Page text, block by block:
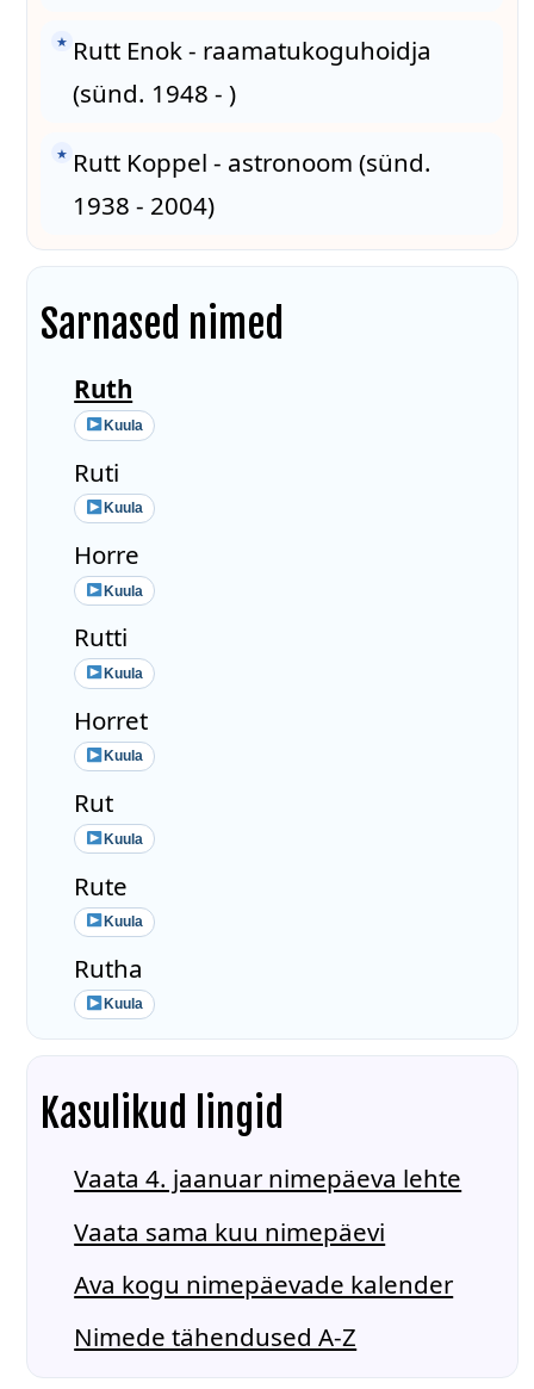
★ Rutt Enok - raamatukoguhoidja
(sünd. 1948 - )
★ Rutt Koppel - astronoom (sünd.
1938 - 2004)
Sarnased nimed
Ruth
Kuula
Ruti
Kuula
Horre
Kuula
Rutti
Kuula
Horret
Kuula
Rut
Kuula
Rute
Kuula
Rutha
Kuula
Kasulikud lingid
Vaata 4. jaanuar nimepäeva lehte
Vaata sama kuu nimepäevi
Ava kogu nimepäevade kalender
Nimede tähendused A-Z